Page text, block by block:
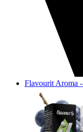
Flavourit Aroma